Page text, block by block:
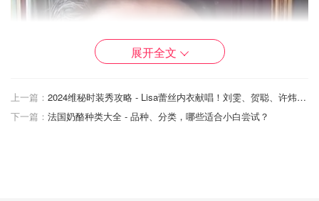
展开全文
上一篇：
2024维秘时装秀攻略 - Lisa蕾丝内衣献唱！刘雯、贺聪、许炜登台！大码超模首次亮相！
下一篇： 法国奶酪种类大全 - 品种、分类，哪些适合小白尝试？